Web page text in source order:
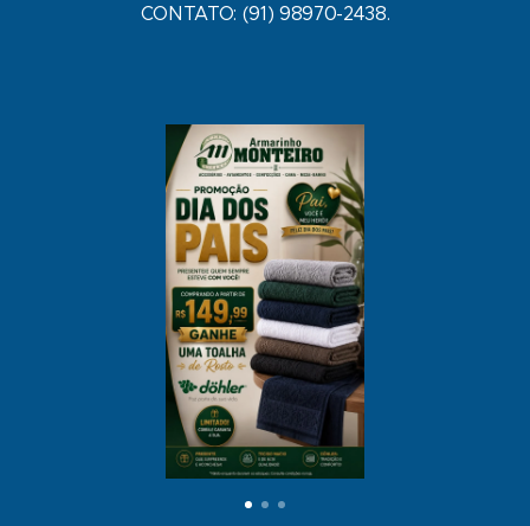
CONTATO: (91) 98970-2438.